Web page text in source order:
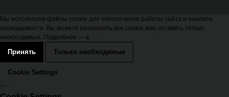
Мы используем файлы cookie для обеспечения работы сайта и анализа
посещаемости. Вы можете разрешить все cookie или оставить только
необходимые. Подробнее — в
Принять Только необходимые
Cookie Settings